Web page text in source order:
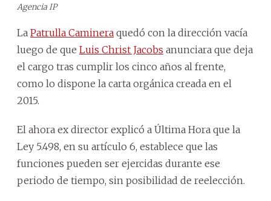
Agencia IP
La Patrulla Caminera quedó con la dirección vacía
luego de que Luis Christ Jacobs anunciara que deja
el cargo tras cumplir los cinco años al frente,
como lo dispone la carta orgánica creada en el
2015.
El ahora ex director explicó a Última Hora que la
Ley 5.498, en su artículo 6, establece que las
funciones pueden ser ejercidas durante ese
periodo de tiempo, sin posibilidad de reelección.